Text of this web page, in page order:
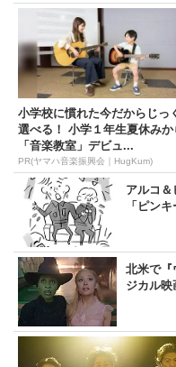
小学校に慣れた今だからじっ
選べる！ 小学１年生夏休みか
「音楽教室」デビュ...
PR(ヤマハ音楽振興会｜HugKum)
アルコ＆
「ピン
北米で『
ジカル